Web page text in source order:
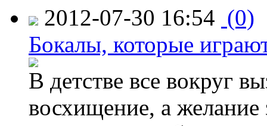
2012-07-30 16:54 (0)
Бокалы, которые
В детстве все вокруг
восхищение, а желание